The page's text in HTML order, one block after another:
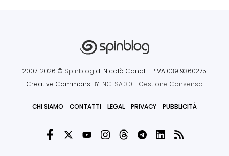
2007-2026 © Spinblog di Nicolò Canal - P.IVA 03919360275
Creative Commons BY-NC-SA 3.0- Gestione Consenso
CHI SIAMO CONTATTI LEGAL PRIVACY PUBBLICITÀ